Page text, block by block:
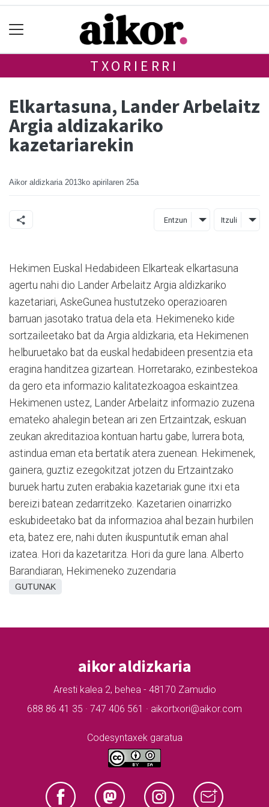
TXORIERRI
Elkartasuna, Lander Arbelaitz
Argia aldizakariko
kazetariarekin
Aikor aldizkaria 2013ko apirilaren 25a
Entzun Itzuli
Hekimen Euskal Hedabideen Elkarteak elkartasuna
agertu nahi dio Lander Arbelaitz Argia aldizkariko
kazetariari, AskeGunea hustutzeko operazioaren
barruan jasotako tratua dela eta. Hekimeneko kide
sortzaileetako bat da Argia aldizkaria, eta Hekimenen
helburuetako bat da euskal hedabideen presentzia eta
eragina handitzea gizartean. Horretarako, ezinbestekoa
da gero eta informazio kalitatezkoagoa eskaintzea.
Hekimenen ustez, Lander Arbelaitz informazio zuzena
emateko ahalegin betean ari zen Ertzaintzak, eskuan
zeukan akreditazioa kontuan hartu gabe, lurrera bota,
astindua eman eta bertatik atera zuenean. Hekimenek,
gainera, guztiz ezegokitzat jotzen du Ertzaintzako
buruek hartu zuten erabakia kazetariak gune itxi eta
bereizi batean zedarritzeko. Kazetarien oinarrizko
eskubideetako bat da informazioa ahal bezain hurbilen
eta, batez ere, nahi duten ikuspuntutik eman ahal
izatea. Hori da kazetaritza. Hori da gure lana. Alberto
Barandiaran, Hekimeneko zuzendaria
GUTUNAK
aikor aldizkaria
Aresti kalea 2, behea - 48170 Zamudio
688 86 41 35 · 747 406 561 · aikortxori@aikor.com
Codesyntaxek garatua